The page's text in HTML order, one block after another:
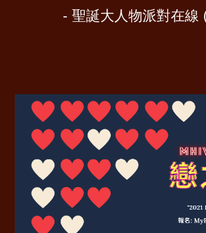
- 聖誕大人物派對在線